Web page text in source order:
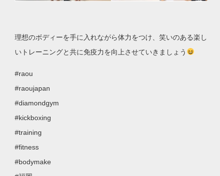
理想のボディーを手に入れながら体力をつけ、笑いのある楽し
いトレーニングと共に免疫力を向上させていきましょう
#raou
#raoujapan
#diamondgym
#kickboxing
#training
#fitness
#bodymake